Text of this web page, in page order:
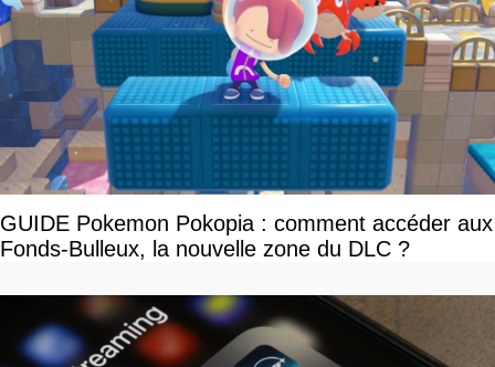
GUIDE Pokemon Pokopia : comment accéder aux
Fonds-Bulleux, la nouvelle zone du DLC ?